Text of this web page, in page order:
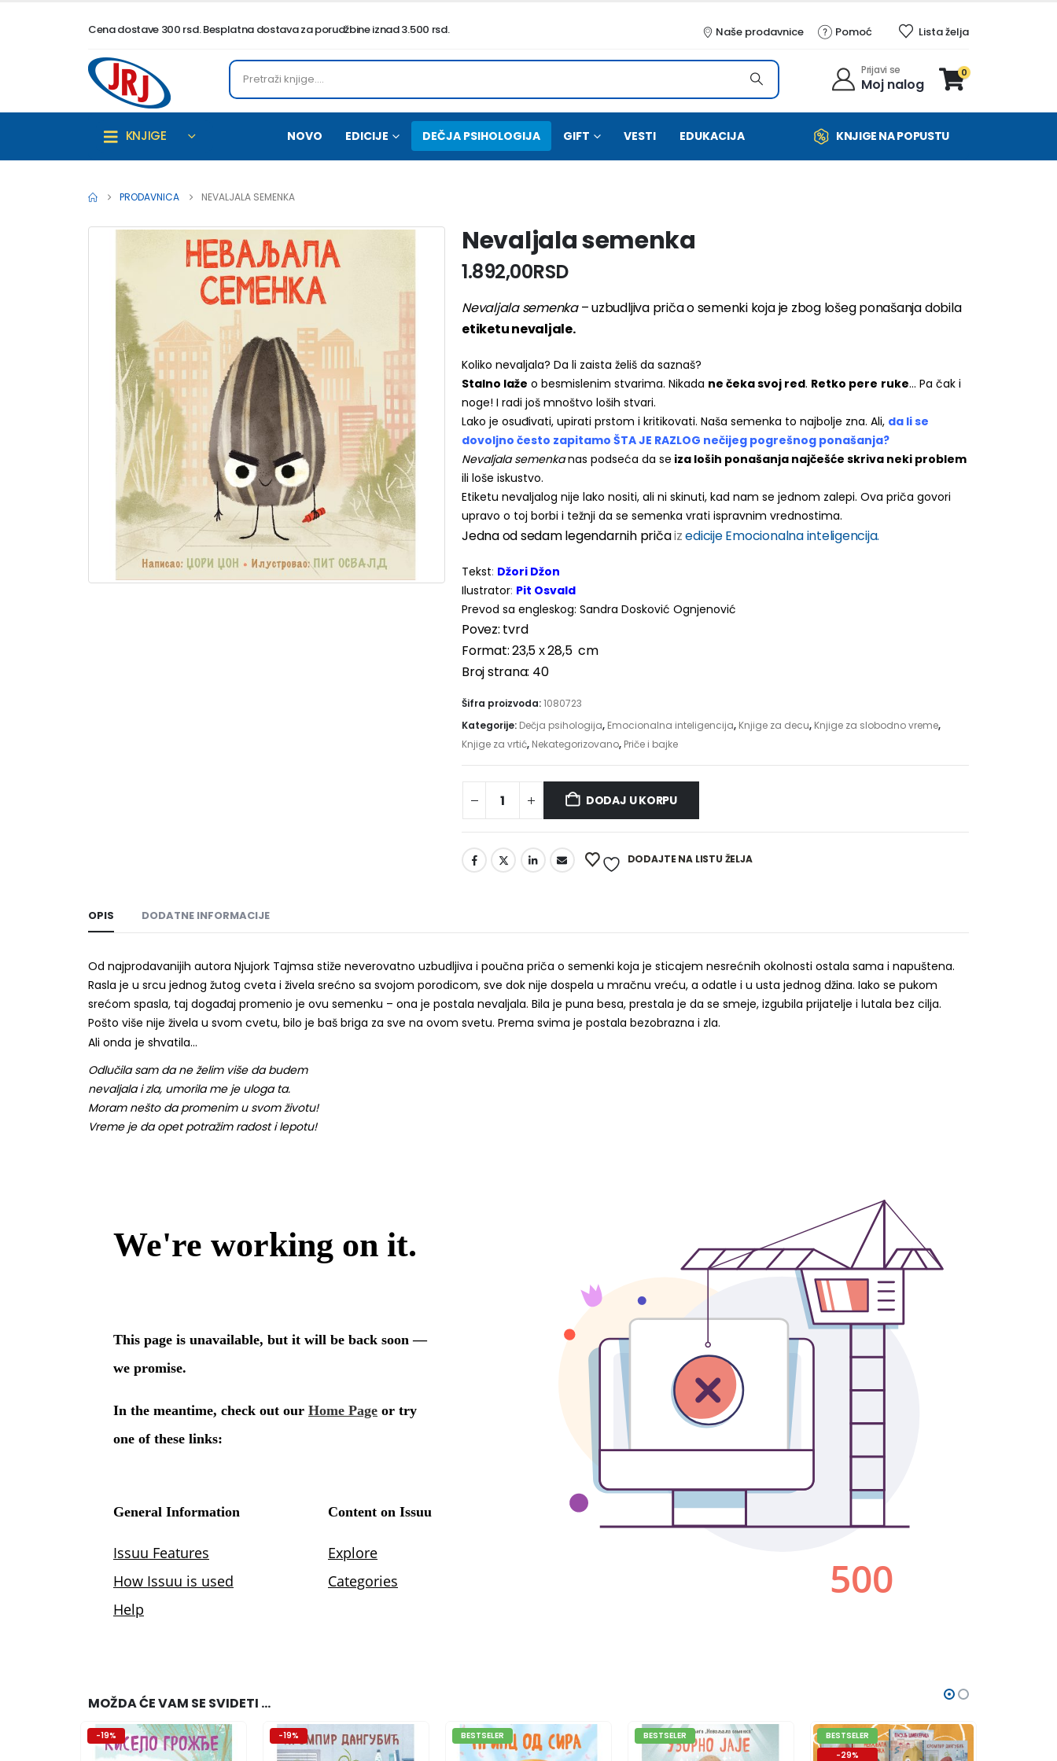
Cena dostave 300 rsd. Besplatna dostava za porudžbine iznad 3.500 rsd. Naše prodavnice Pomoć Lista želja
Prijavi se
Moj nalog
0
KNJIGE NOVO EDICIJE DEČJA PSIHOLOGIJA GIFT VESTI EDUKACIJA KNJIGE NA POPUSTU
PRODAVNICA NEVALJALA SEMENKA
Nevaljala semenka
1.892,00RSD
Nevaljala semenka– uzbudljiva priča o semenki koja je zbog lošeg ponašanja dobila
etiketu nevaljale.
Koliko nevaljala? Da li zaista želiš da saznaš?
Stalno laže o besmislenim stvarima. Nikada ne čeka svoj red. Retko pere ruke… Pa čak i
noge! I radi još mnoštvo loših stvari.
Lako je osuđivati, upirati prstom i kritikovati. Naša semenka to najbolje zna. Ali, da li se
dovoljno često zapitamo ŠTA JE RAZLOG nečijeg pogrešnog ponašanja?
Nevaljala semenkanas podseća da se iza loših ponašanja najčešće skriva neki problem
ili loše iskustvo.
Etiketu nevaljalog nije lako nositi, ali ni skinuti, kad nam se jednom zalepi. Ova priča govori
upravo o toj borbi i težnji da se semenka vrati ispravnim vrednostima.
Jedna od sedam legendarnih pričaizedicije Emocionalna inteligencija.
Tekst: Džori Džon
Ilustrator: Pit Osvald
Prevod sa engleskog: Sandra Dosković Ognjenović
Povez: tvrd
Format: 23,5 х 28,5 cm
Broj strana: 40
Šifra proizvoda:1080723
Kategorije: Dečja psihologija, Emocionalna inteligencija, Knjige za decu, Knjige za slobodno vreme,
Knjige za vrtić, Nekategorizovano, Priče i bajke
DODAJ U KORPU
Alternative:
DODAJTE NA LISTU ŽELJA
OPIS DODATNE INFORMACIJE
Od najprodavanijih autora Njujork Tajmsa stiže neverovatno uzbudljiva i poučna priča o semenki koja je sticajem nesrećnih okolnosti ostala sama i napuštena.
Rasla je u srcu jednog žutog cveta i živela srećno sa svojom porodicom, sve dok nije dospela u mračnu vreću, a odatle i u usta jednog džina. Iako se pukom
srećom spasla, taj događaj promenio je ovu semenku – ona je postala nevaljala. Bila je puna besa, prestala je da se smeje, izgubila prijatelje i lutala bez cilja.
Pošto više nije živela u svom cvetu, bilo je baš briga za sve na ovom svetu. Prema svima je postala bezobrazna i zla.
Ali onda je shvatila…
Odlučila sam da ne želim više da budem
nevaljala i zla, umorila me je uloga ta.
Moram nešto da promenim u svom životu!
Vreme je da opet potražim radost i lepotu!
MOŽDA ĆE VAM SE SVIDETI …
-19% -19% BESTSELER BESTSELER
BESTSELER
-29%